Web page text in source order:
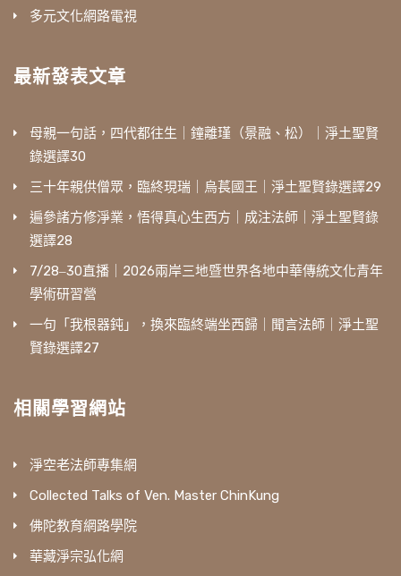
多元文化網路電視
最新發表文章
母親一句話，四代都往生｜鐘離瑾（景融、松）｜淨土聖賢
錄選譯30
三十年親供僧眾，臨終現瑞｜烏萇國王｜淨土聖賢錄選譯29
遍參諸方修淨業，悟得真心生西方｜成注法師｜淨土聖賢錄
選譯28
7/28‒30直播｜2026兩岸三地暨世界各地中華傳統文化青年
學術研習營
一句「我根器鈍」，換來臨終端坐西歸｜聞言法師｜淨土聖
賢錄選譯27
相關學習網站
淨空老法師專集網
Collected Talks of Ven. Master ChinKung
佛陀教育網路學院
華藏淨宗弘化網